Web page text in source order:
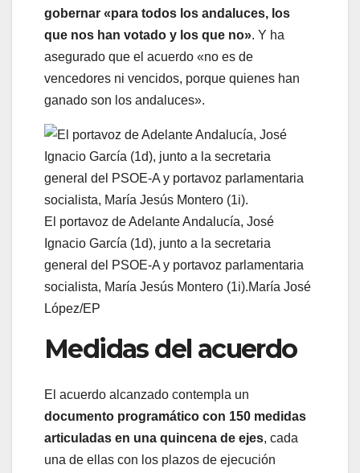
gobernar «para todos los andaluces, los
que nos han votado y los que no». Y ha
asegurado que el acuerdo «no es de
vencedores ni vencidos, porque quienes han
ganado son los andaluces».
El portavoz de Adelante Andalucía, José
Ignacio García (1d), junto a la secretaria
general del PSOE-A y portavoz parlamentaria
socialista, María Jesús Montero (1i).María José
López/EP
Medidas del acuerdo
El acuerdo alcanzado contempla un
documento programático con 150 medidas
articuladas en una quincena de ejes, cada
una de ellas con los plazos de ejecución